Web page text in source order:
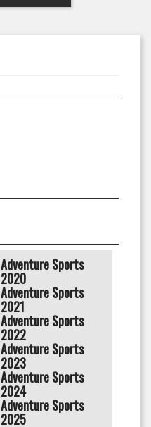
Adventure Sports
2020
Adventure Sports
2021
Adventure Sports
2022
Adventure Sports
2023
Adventure Sports
2024
Adventure Sports
2025